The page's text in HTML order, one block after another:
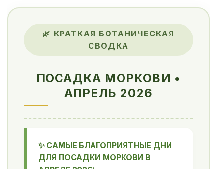
🌿 КРАТКАЯ БОТАНИЧЕСКАЯ
СВОДКА
ПОСАДКА МОРКОВИ •
АПРЕЛЬ 2026
✨ САМЫЕ БЛАГОПРИЯТНЫЕ ДНИ
ДЛЯ ПОСАДКИ МОРКОВИ В